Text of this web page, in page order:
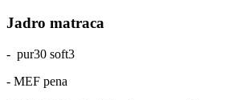
Jadro matraca
- pur30 soft3
- MEF pena